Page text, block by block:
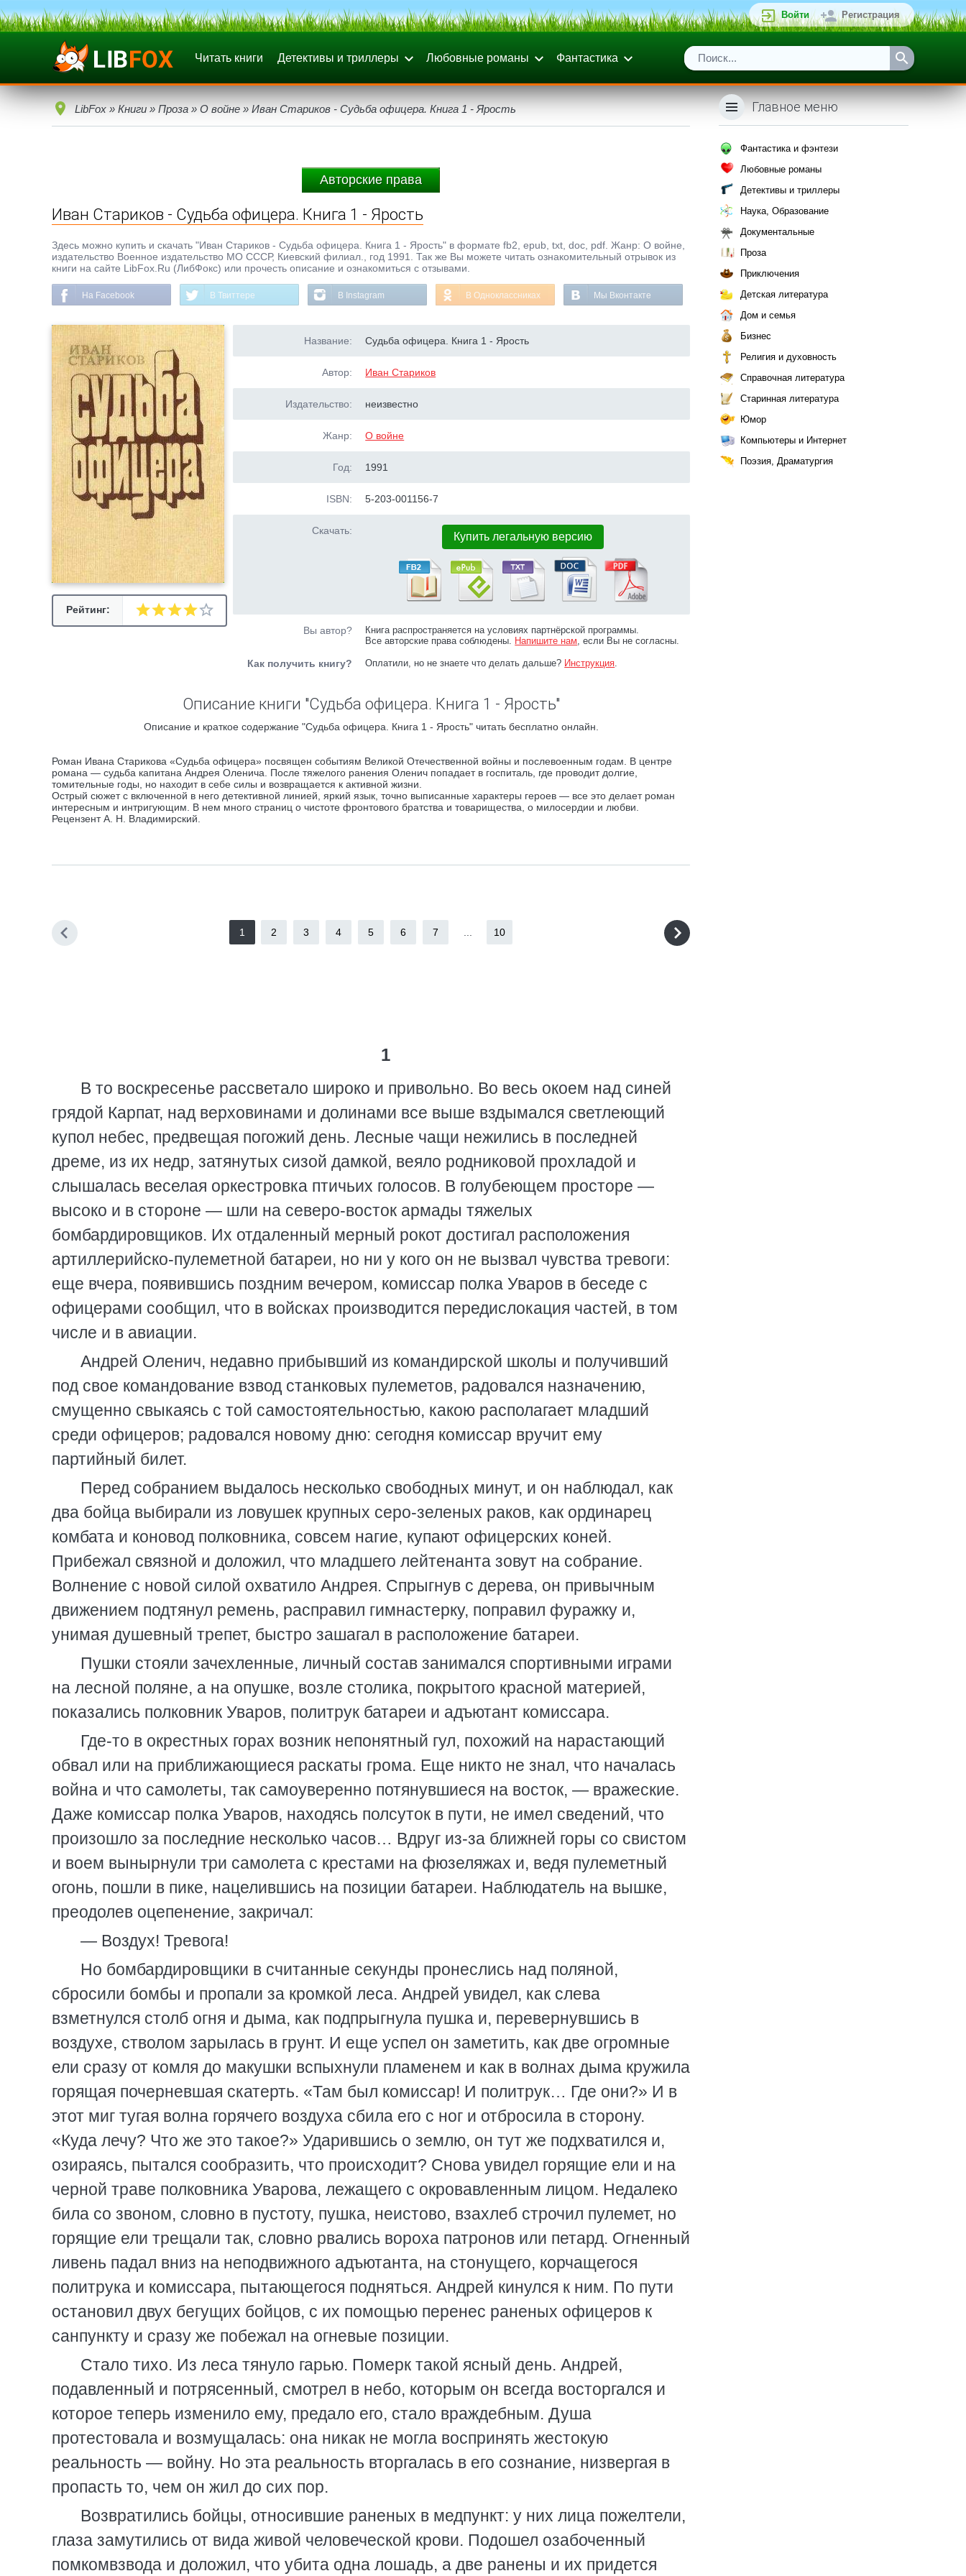
Войти Регистрация
Читать книги Детективы и триллеры Любовные романы Фантастика
LibFox » Книги » Проза » О войне » Иван Стариков - Судьба офицера. Книга 1 - Ярость
Авторские права
Иван Стариков - Судьба офицера. Книга 1 - Ярость
Здесь можно купить и скачать "Иван Стариков - Судьба офицера. Книга 1 - Ярость" в формате fb2, epub, txt, doc, pdf. Жанр: О войне,
издательство Военное издательство МО СССР, Киевский филиал., год 1991. Так же Вы можете читать ознакомительный отрывок из
книги на сайте LibFox.Ru (ЛибФокс) или прочесть описание и ознакомиться с отзывами.
На Facebook В Твиттере В Instagram В Одноклассниках Мы Вконтакте
Рейтинг:
Название: Судьба офицера. Книга 1 - Ярость
Автор: Иван Стариков
Издательство: неизвестно
Жанр: О войне
Год: 1991
ISBN: 5-203-001156-7
Скачать: Купить легальную версию
Вы автор?
Книга распространяется на условиях партнёрской программы.
Все авторские права соблюдены. Напишите нам, если Вы не согласны.
Как получить книгу? Оплатили, но не знаете что делать дальше? Инструкция.
Описание книги "Судьба офицера. Книга 1 - Ярость"
Описание и краткое содержание "Судьба офицера. Книга 1 - Ярость" читать бесплатно онлайн.
Роман Ивана Старикова «Судьба офицера» посвящен событиям Великой Отечественной войны и послевоенным годам. В центре
романа — судьба капитана Андрея Оленича. После тяжелого ранения Оленич попадает в госпиталь, где проводит долгие,
томительные годы, но находит в себе силы и возвращается к активной жизни.
Острый сюжет с включенной в него детективной линией, яркий язык, точно выписанные характеры героев — все это делает роман
интересным и интригующим. В нем много страниц о чистоте фронтового братства и товарищества, о милосердии и любви.
Рецензент А. Н. Владимирский.
1 2 3 4 5 6 7 10
1
В то воскресенье рассветало широко и привольно. Во весь окоем над синей
грядой Карпат, над верховинами и долинами все выше вздымался светлеющий
купол небес, предвещая погожий день. Лесные чащи нежились в последней
дреме, из их недр, затянутых сизой дамкой, веяло родниковой прохладой и
слышалась веселая оркестровка птичьих голосов. В голубеющем просторе —
высоко и в стороне — шли на северо-восток армады тяжелых
бомбардировщиков. Их отдаленный мерный рокот достигал расположения
артиллерийско-пулеметной батареи, но ни у кого он не вызвал чувства тревоги:
еще вчера, появившись поздним вечером, комиссар полка Уваров в беседе с
офицерами сообщил, что в войсках производится передислокация частей, в том
числе и в авиации.
Андрей Оленич, недавно прибывший из командирской школы и получивший
под свое командование взвод станковых пулеметов, радовался назначению,
смущенно свыкаясь с той самостоятельностью, какою располагает младший
среди офицеров; радовался новому дню: сегодня комиссар вручит ему
партийный билет.
Перед собранием выдалось несколько свободных минут, и он наблюдал, как
два бойца выбирали из ловушек крупных серо-зеленых раков, как ординарец
комбата и коновод полковника, совсем нагие, купают офицерских коней.
Прибежал связной и доложил, что младшего лейтенанта зовут на собрание.
Волнение с новой силой охватило Андрея. Спрыгнув с дерева, он привычным
движением подтянул ремень, расправил гимнастерку, поправил фуражку и,
унимая душевный трепет, быстро зашагал в расположение батареи.
Пушки стояли зачехленные, личный состав занимался спортивными играми
на лесной поляне, а на опушке, возле столика, покрытого красной материей,
показались полковник Уваров, политрук батареи и адъютант комиссара.
Где-то в окрестных горах возник непонятный гул, похожий на нарастающий
обвал или на приближающиеся раскаты грома. Еще никто не знал, что началась
война и что самолеты, так самоуверенно потянувшиеся на восток, — вражеские.
Даже комиссар полка Уваров, находясь полсуток в пути, не имел сведений, что
произошло за последние несколько часов… Вдруг из-за ближней горы со свистом
и воем вынырнули три самолета с крестами на фюзеляжах и, ведя пулеметный
огонь, пошли в пике, нацелившись на позиции батареи. Наблюдатель на вышке,
преодолев оцепенение, закричал:
— Воздух! Тревога!
Но бомбардировщики в считанные секунды пронеслись над поляной,
сбросили бомбы и пропали за кромкой леса. Андрей увидел, как слева
взметнулся столб огня и дыма, как подпрыгнула пушка и, перевернувшись в
воздухе, стволом зарылась в грунт. И еще успел он заметить, как две огромные
ели сразу от комля до макушки вспыхнули пламенем и как в волнах дыма кружила
горящая почерневшая скатерть. «Там был комиссар! И политрук… Где они?» И в
этот миг тугая волна горячего воздуха сбила его с ног и отбросила в сторону.
«Куда лечу? Что же это такое?» Ударившись о землю, он тут же подхватился и,
озираясь, пытался сообразить, что происходит? Снова увидел горящие ели и на
черной траве полковника Уварова, лежащего с окровавленным лицом. Недалеко
била со звоном, словно в пустоту, пушка, неистово, взахлеб строчил пулемет, но
горящие ели трещали так, словно рвались вороха патронов или петард. Огненный
ливень падал вниз на неподвижного адъютанта, на стонущего, корчащегося
политрука и комиссара, пытающегося подняться. Андрей кинулся к ним. По пути
остановил двух бегущих бойцов, с их помощью перенес раненых офицеров к
санпункту и сразу же побежал на огневые позиции.
Стало тихо. Из леса тянуло гарью. Померк такой ясный день. Андрей,
подавленный и потрясенный, смотрел в небо, которым он всегда восторгался и
которое теперь изменило ему, предало его, стало враждебным. Душа
протестовала и возмущалась: она никак не могла воспринять жестокую
реальность — войну. Но эта реальность вторгалась в его сознание, низвергая в
пропасть то, чем он жил до сих пор.
Возвратились бойцы, относившие раненых в медпункт: у них лица пожелтели,
глаза замутились от вида живой человеческой крови. Подошел озабоченный
помкомвзвода и доложил, что убита одна лошадь, а две ранены и их придется
Главное меню
Фантастика и фэнтези
Любовные романы
Детективы и триллеры
Наука, Образование
Документальные
Проза
Приключения
Детская литература
Дом и семья
Бизнес
Религия и духовность
Справочная литература
Старинная литература
Юмор
Компьютеры и Интернет
Поэзия, Драматургия